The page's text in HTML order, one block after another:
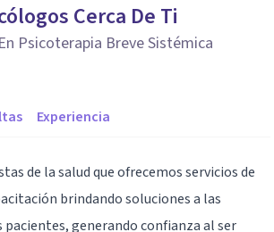
Cerca De Ti
Psicoterapia Breve Sistémica
Experiencia
de la salud que ofrecemos servicios de
brindando soluciones a las
pacientes, generando confianza al ser